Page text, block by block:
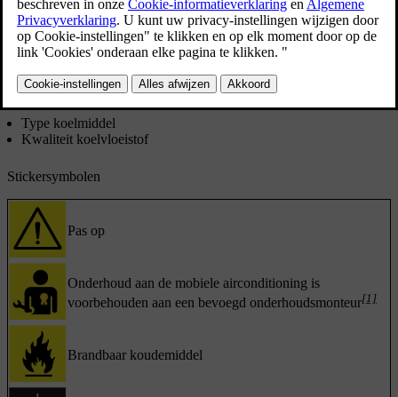
De sticker met informatie over het klimaatsysteem bevindt zich aan
de onderkant van de motorkap.
Op deze sticker vind je:
Type koelmiddel
Kwaliteit koelvloeistof
Stickersymbolen
Pas op
Onderhoud aan de mobiele airconditioning is
voorbehouden aan een bevoegd onderhoudsmonteur[1]
Brandbaar koudemiddel